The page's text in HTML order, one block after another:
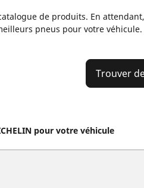
de produits. En
pneus pour votre
Trouver
pour votre véhicule